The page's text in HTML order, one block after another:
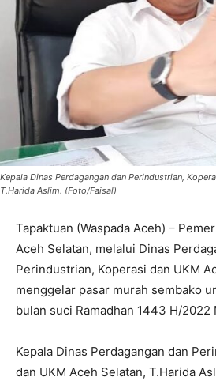
Kepala Dinas Perdagangan dan Perindustrian,
T.Harida Aslim. (Foto/Faisal)
Tapaktuan (Waspada Aceh) –
Aceh Selatan, melalui Dinas
Perindustrian, Koperasi dan UKM
menggelar pasar murah sembako
bulan suci Ramadhan 1443 H/2022
Kepala Dinas Perdagangan dan
dan UKM Aceh Selatan, T.Harida